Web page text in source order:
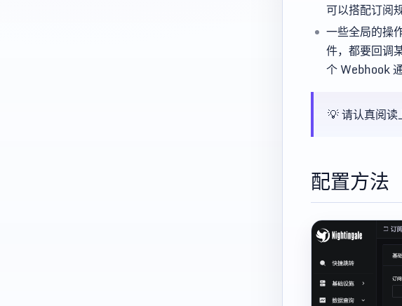
可以搭配订阅
一些全局的操
件，都要回调
个 Webhook
💡 请认真阅读
配置方法